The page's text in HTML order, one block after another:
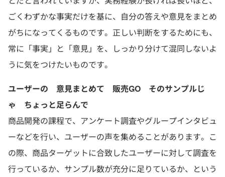
ごくわずかな事実だけを基に、自分の答えや意見をまとめ
がちになってくるものです。正しい判断をするためにも、
常に「事実」と「意見」を、しっかり分けて混同しないよ
うに気をつけたいものです。
ユーザーの 意見まとめて 販売GO そのサンプルじ
ゃ ちょっと足らんで
商品開発の課程で、アンケート調査やグループインタビュ
ーなどを行い、ユーザーの声を集めることがあります。こ
の際、商品ターゲットに合致したユーザーに対して調査を
行っているか、サンプル数が充分に足りているか、という